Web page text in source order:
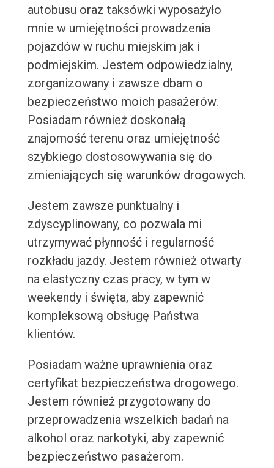
autobusu oraz taksówki wyposażyło
mnie w umiejętności prowadzenia
pojazdów w ruchu miejskim jak i
podmiejskim. Jestem odpowiedzialny,
zorganizowany i zawsze dbam o
bezpieczeństwo moich pasażerów.
Posiadam również doskonałą
znajomość terenu oraz umiejętność
szybkiego dostosowywania się do
zmieniających się warunków drogowych.
Jestem zawsze punktualny i
zdyscyplinowany, co pozwala mi
utrzymywać płynność i regularność
rozkładu jazdy. Jestem również otwarty
na elastyczny czas pracy, w tym w
weekendy i święta, aby zapewnić
kompleksową obsługę Państwa
klientów.
Posiadam ważne uprawnienia oraz
certyfikat bezpieczeństwa drogowego.
Jestem również przygotowany do
przeprowadzenia wszelkich badań na
alkohol oraz narkotyki, aby zapewnić
bezpieczeństwo pasażerom.